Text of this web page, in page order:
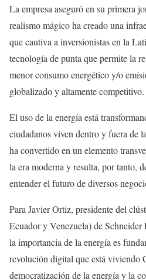
La empresa aseguró en su primera
realismo mágico ha creado una
que cautiva a inversionistas en la
tecnología de punta que permite la
menor consumo energético y/o
globalizado y altamente competitivo.
El uso de la energía está
ciudadanos viven dentro y fuera de
ha convertido en un elemento
la era moderna y resulta, por tanto,
entender el futuro de diversos
Para Javier Ortiz, presidente del
Ecuador y Venezuela) de
la importancia de la energía es
revolución digital que está viviendo
democratización de la energía y la